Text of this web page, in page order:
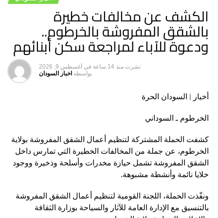
الكشف عن مخالفات خطيرة
بالشقق المفروشة بالخرطوم..
ودعوة للآباء لمراجعة سكن أبنائهم
نشرت منذ 14 ساعة في أغسطس 9, 2026
بواسطه اخبار السودان
أخبار | السودان الحرة
الخرطوم ـ السوداني
كشفت الحملة المشتركة لتنظيم أعمال الشقق المفروشة بولاية
الخرطوم، عن جملة من المخالفات الخطيرة التي تمارس داخل
الشقق المفروشة تشمل حيازة مخدرات وأسلحة وذخيرة ووجود
خلايا نائمة وأنشطة مشبوهة.
ونفّذت الحملة، اللجنة القومية لتنظيم أعمال الشقق المفروشة
بالتنسيق مع الإدارة العامة للآثار والسياحة بوزارة الثقافة